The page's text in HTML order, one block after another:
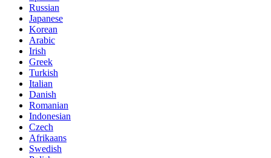
Russian
Japanese
Korean
Arabic
Irish
Greek
Turkish
Italian
Danish
Romanian
Indonesian
Czech
Afrikaans
Swedish